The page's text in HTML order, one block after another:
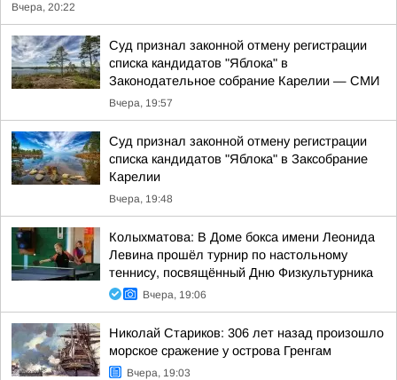
Вчера, 20:22
Суд признал законной отмену регистрации
списка кандидатов "Яблока" в
Законодательное собрание Карелии — СМИ
Вчера, 19:57
Суд признал законной отмену регистрации
списка кандидатов "Яблока" в Заксобрание
Карелии
Вчера, 19:48
Колыхматова: В Доме бокса имени Леонида
Левина прошёл турнир по настольному
теннису, посвящённый Дню Физкультурника
Вчера, 19:06
Николай Стариков: 306 лет назад произошло
морское сражение у острова Гренгам
Вчера, 19:03